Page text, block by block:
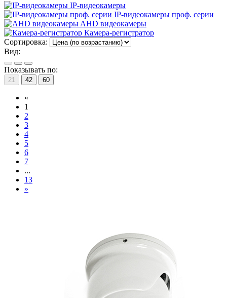
IP-видеокамеры
IP-видеокамеры проф. серии
AHD видеокамеры
Камера-регистратор
Сортировка:
Вид:
Показывать по:
21 42 60
«
1
2
3
4
5
6
7
...
13
»